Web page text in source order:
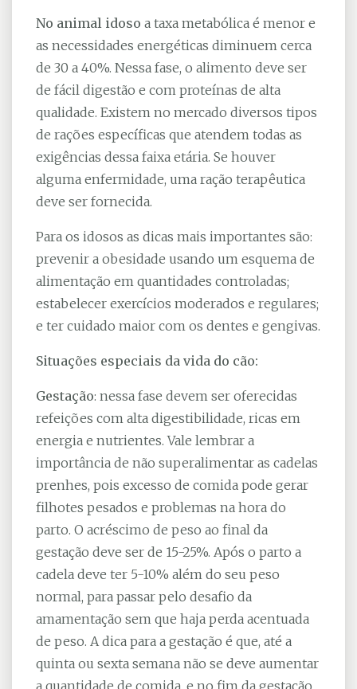
No animal idoso a taxa metabólica é menor e
as necessidades energéticas diminuem cerca
de 30 a 40%. Nessa fase, o alimento deve ser
de fácil digestão e com proteínas de alta
qualidade. Existem no mercado diversos tipos
de rações específicas que atendem todas as
exigências dessa faixa etária. Se houver
alguma enfermidade, uma ração terapêutica
deve ser fornecida.
Para os idosos as dicas mais importantes são:
prevenir a obesidade usando um esquema de
alimentação em quantidades controladas;
estabelecer exercícios moderados e regulares;
e ter cuidado maior com os dentes e gengivas.
Situações especiais da vida do cão:
Gestação: nessa fase devem ser oferecidas
refeições com alta digestibilidade, ricas em
energia e nutrientes. Vale lembrar a
importância de não superalimentar as cadelas
prenhes, pois excesso de comida pode gerar
filhotes pesados e problemas na hora do
parto. O acréscimo de peso ao final da
gestação deve ser de 15-25%. Após o parto a
cadela deve ter 5-10% além do seu peso
normal, para passar pelo desafio da
amamentação sem que haja perda acentuada
de peso. A dica para a gestação é que, até a
quinta ou sexta semana não se deve aumentar